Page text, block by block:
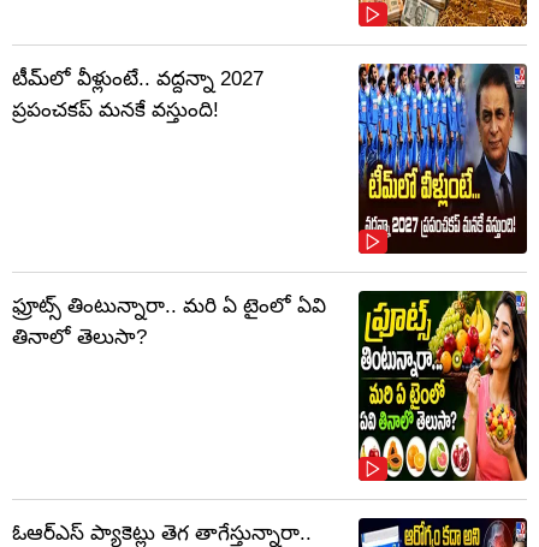
టీమ్‌లో వీళ్లుంటే.. వద్దన్నా 2027
ప్రపంచకప్‌ మనకే వస్తుంది!
ఫ్రూట్స్‌ తింటున్నారా.. మరి ఏ టైంలో ఏవి
తినాలో తెలుసా?
ఓఆర్‌ఎస్‌ ప్యాకెట్లు తెగ తాగేస్తున్నారా..